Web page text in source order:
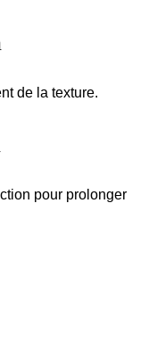
de la texture.
pour prolonger